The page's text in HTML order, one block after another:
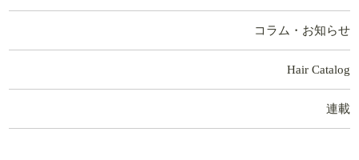
コラム・お知らせ
Hair Catalog
連載